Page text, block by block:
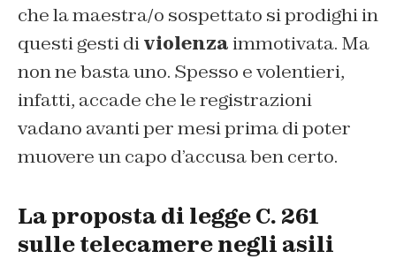
che la maestra/o sospettato si prodighi in
questi gesti diviolenzaimmotivata. Ma
non ne basta uno. Spesso e volentieri,
infatti, accade che le registrazioni
vadano avanti per mesi prima di poter
muovere un capo d’accusa ben certo.
La proposta di legge C. 261
sulle telecamere negli asili